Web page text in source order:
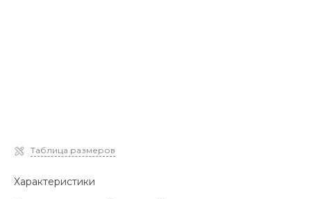
Таблица размеров
Характеристики